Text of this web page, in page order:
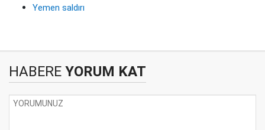
Yemen saldırı
HABERE YORUM KAT